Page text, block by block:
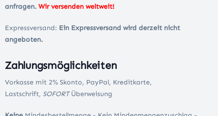
anfragen. Wir versenden weltweit!
Expressversand: Ein Expressversand wird derzeit nicht
angeboten.
Zahlungsmöglichkeiten
Vorkasse mit 2% Skonto, PayPal, Kreditkarte,
Lastschrift, SOFORT Überweisung